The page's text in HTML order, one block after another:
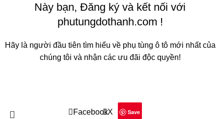
Này bạn, Đăng ký và kết nối với
phutungdothanh.com !
Hãy là người đầu tiên tìm hiểu về phụ tùng ô tô mới nhất của
chúng tôi và nhận các ưu đãi độc quyền!
FacebookX Save